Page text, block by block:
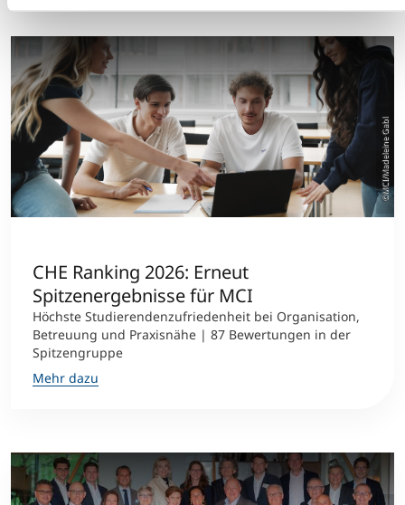
©MCI/Madeleine Gabl
CHE Ranking 2026: Erneut
Spitzenergebnisse für MCI
Höchste Studierendenzufriedenheit bei Organisation,
Betreuung und Praxisnähe | 87 Bewertungen in der
Spitzengruppe
Mehr dazu